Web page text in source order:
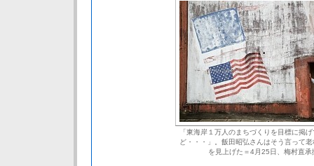
「東海岸１万人のまちづくりを目標に掲
ど・・・」。飯田昭弘さんはそう言って
を見上げた＝4月25日、梅村直承